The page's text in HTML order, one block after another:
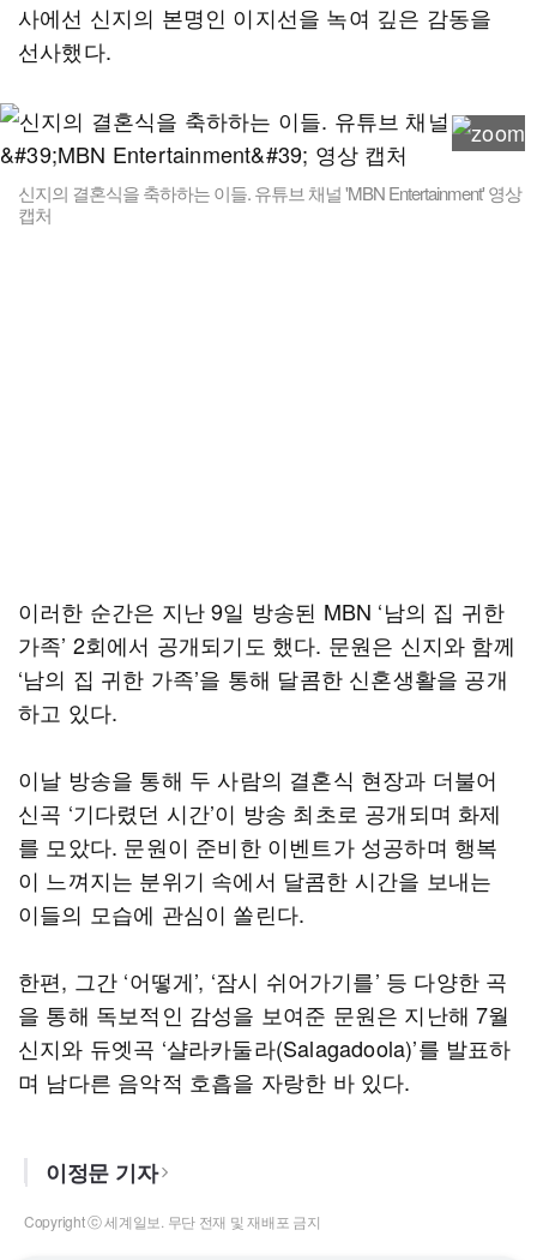
사에선 신지의 본명인 이지선을 녹여 깊은 감동을
선사했다.
신지의 결혼식을 축하하는 이들. 유튜브 채널 'MBN Entertainment' 영상
캡처
이러한 순간은 지난 9일 방송된 MBN ‘남의 집 귀한
가족’ 2회에서 공개되기도 했다. 문원은 신지와 함께
‘남의 집 귀한 가족’을 통해 달콤한 신혼생활을 공개
하고 있다.
이날 방송을 통해 두 사람의 결혼식 현장과 더불어
신곡 ‘기다렸던 시간’이 방송 최초로 공개되며 화제
를 모았다. 문원이 준비한 이벤트가 성공하며 행복
이 느껴지는 분위기 속에서 달콤한 시간을 보내는
이들의 모습에 관심이 쏠린다.
한편, 그간 ‘어떻게’, ‘잠시 쉬어가기를’ 등 다양한 곡
을 통해 독보적인 감성을 보여준 문원은 지난해 7월
신지와 듀엣곡 ‘샬라카둘라(Salagadoola)’를 발표하
며 남다른 음악적 호흡을 자랑한 바 있다.
이정문 기자
Copyright ⓒ 세계일보. 무단 전재 및 재배포 금지